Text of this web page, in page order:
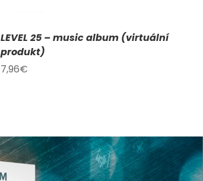
LEVEL 25 – music album (virtuální
produkt)
7,96€